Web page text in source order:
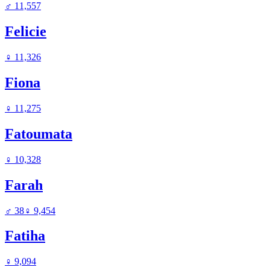
♂ 11,557
Felicie
♀ 11,326
Fiona
♀ 11,275
Fatoumata
♀ 10,328
Farah
♂ 38♀ 9,454
Fatiha
♀ 9,094